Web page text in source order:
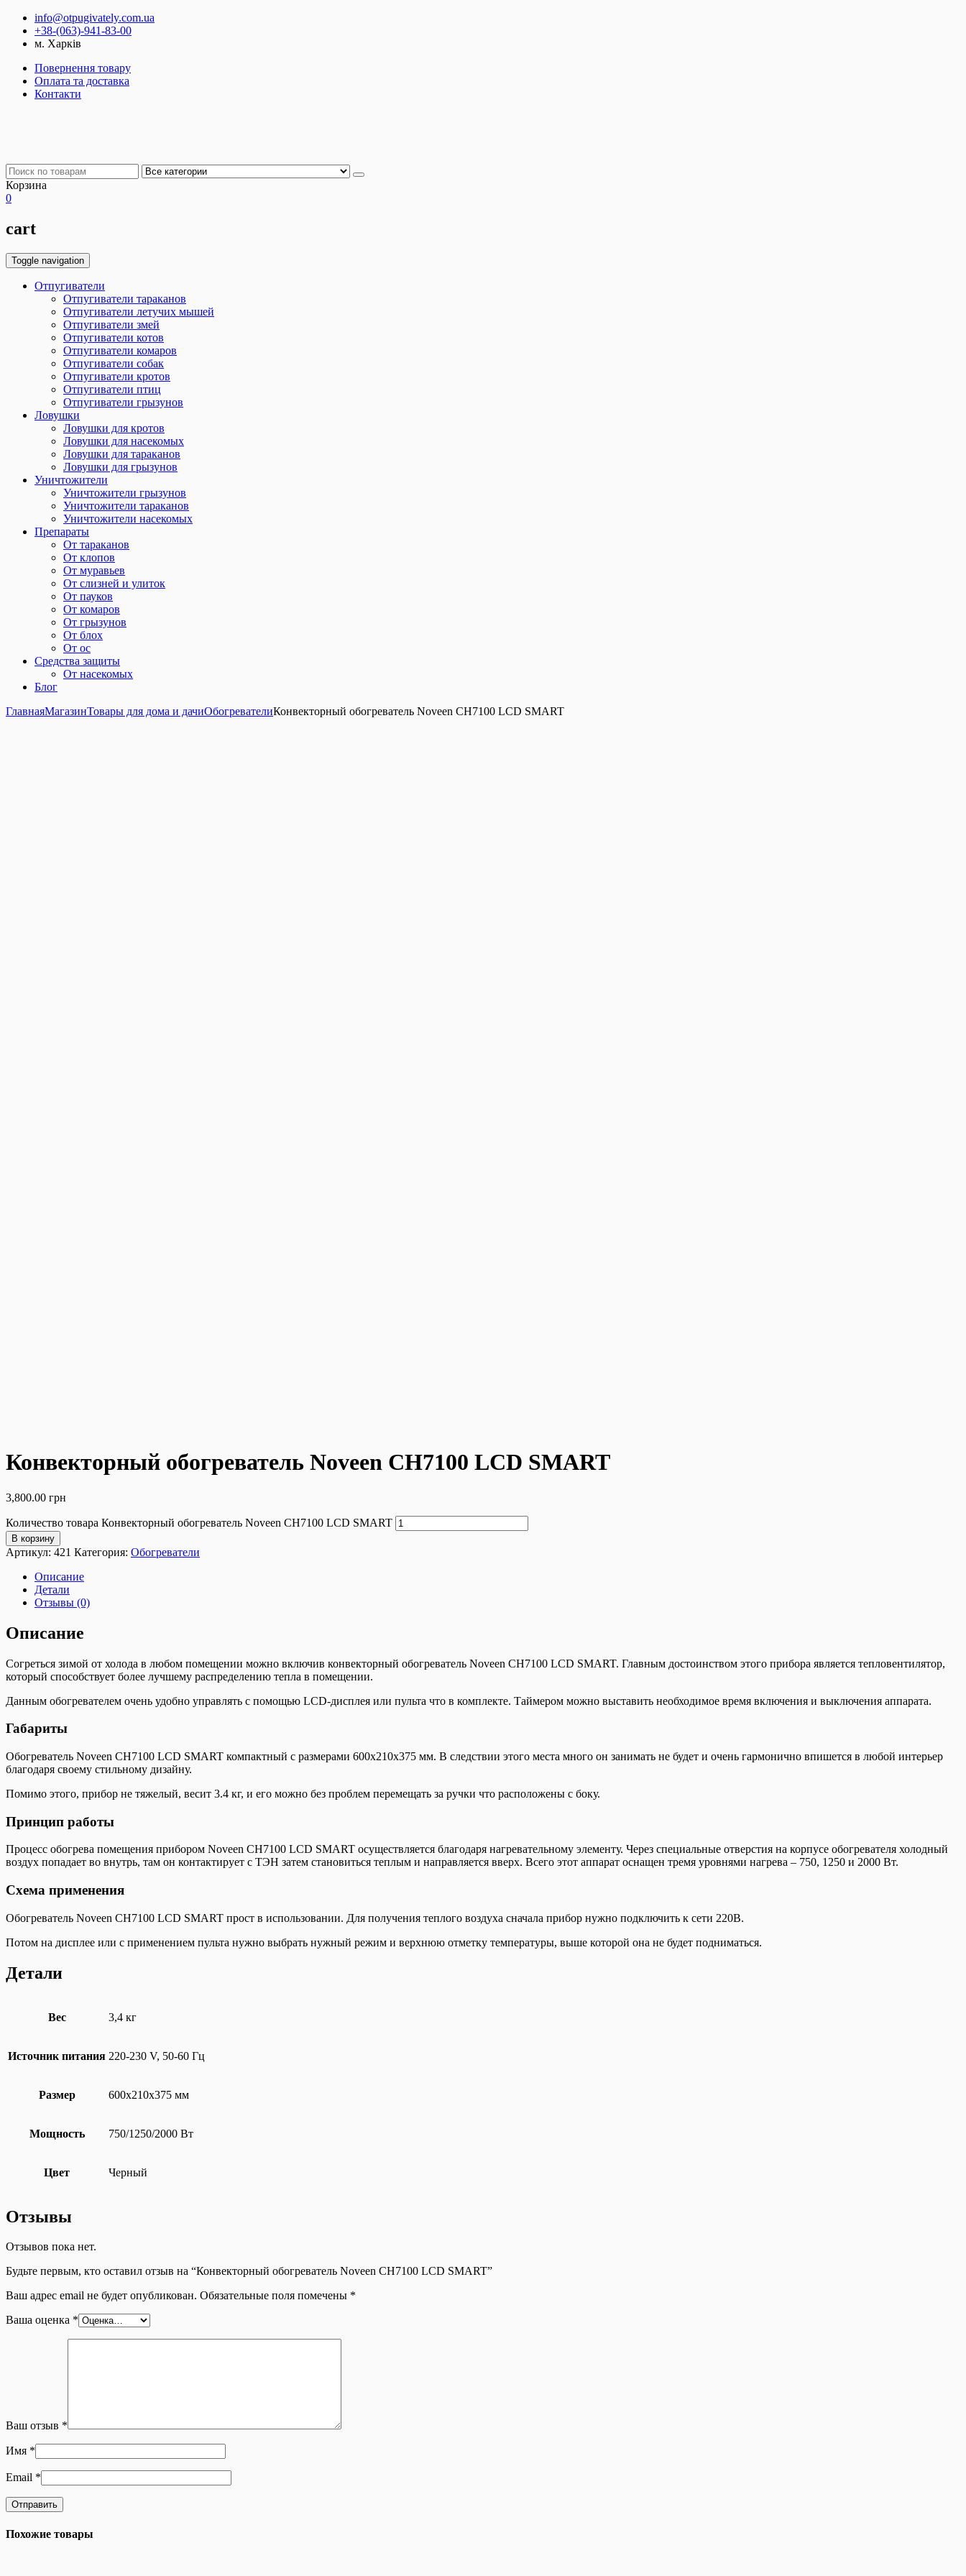
info@otpugivately.com.ua
+38-(063)-941-83-00
м. Харків
Повернення товару
Оплата та доставка
Контакти
Корзина
0
cart
Toggle navigation
Отпугиватели
Отпугиватели тараканов
Отпугиватели летучих мышей
Отпугиватели змей
Отпугиватели котов
Отпугиватели комаров
Отпугиватели собак
Отпугиватели кротов
Отпугиватели птиц
Отпугиватели грызунов
Ловушки
Ловушки для кротов
Ловушки для насекомых
Ловушки для тараканов
Ловушки для грызунов
Уничтожители
Уничтожители грызунов
Уничтожители тараканов
Уничтожители насекомых
Препараты
От тараканов
От клопов
От муравьев
От слизней и улиток
От пауков
От комаров
От грызунов
От блох
От ос
Средства защиты
От насекомых
Блог
ГлавнаяМагазинТовары для дома и дачиОбогревателиКонвекторный обогреватель Noveen CH7100 LCD SMART
Конвекторный обогреватель Noveen CH7100 LCD SMART
3,800.00 грн
Количество товара Конвекторный обогреватель Noveen CH7100 LCD SMART
В корзину
Артикул: 421 Категория: Обогреватели
Описание
Детали
Отзывы (0)
Описание
Согреться зимой от холода в любом помещении можно включив конвекторный обогреватель Noveen CH7100 LCD SMART. Главным достоинством этого прибора является тепловентилятор,
который способствует более лучшему распределению тепла в помещении.
Данным обогревателем очень удобно управлять с помощью LCD-дисплея или пульта что в комплекте. Таймером можно выставить необходимое время включения и выключения аппарата.
Габариты
Обогреватель Noveen CH7100 LCD SMART компактный с размерами 600х210х375 мм. В следствии этого места много он занимать не будет и очень гармонично впишется в любой интерьер
благодаря своему стильному дизайну.
Помимо этого, прибор не тяжелый, весит 3.4 кг, и его можно без проблем перемещать за ручки что расположены с боку.
Принцип работы
Процесс обогрева помещения прибором Noveen CH7100 LCD SMART осуществляется благодаря нагревательному элементу. Через специальные отверстия на корпусе обогревателя холодный
воздух попадает во внутрь, там он контактирует с ТЭН затем становиться теплым и направляется вверх. Всего этот аппарат оснащен тремя уровнями нагрева – 750, 1250 и 2000 Вт.
Схема применения
Обогреватель Noveen CH7100 LCD SMART прост в использовании. Для получения теплого воздуха сначала прибор нужно подключить к сети 220В.
Потом на дисплее или с применением пульта нужно выбрать нужный режим и верхнюю отметку температуры, выше которой она не будет подниматься.
Детали
Вес 3,4 кг
Источник питания 220-230 V, 50-60 Гц
Размер 600х210х375 мм
Мощность 750/1250/2000 Вт
Цвет Черный
Отзывы
Отзывов пока нет.
Будьте первым, кто оставил отзыв на “Конвекторный обогреватель Noveen CH7100 LCD SMART”
Ваш адрес email не будет опубликован. Обязательные поля помечены *
Ваша оценка *
Ваш отзыв *
Имя *
Email *
Похожие товары